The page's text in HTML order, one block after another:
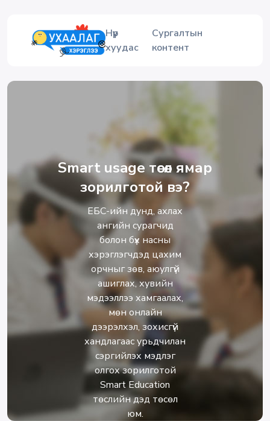
Нүүр
хуудас
Сургалтын
контент
Smart usage төсөл ямар
зорилготой вэ?
ЕБС-ийн дунд, ахлах
ангийн сурагчид
болон бүх насны
хэрэглэгчдэд цахим
орчныг зөв, аюулгүй
ашиглах, хувийн
мэдээллээ хамгаалах,
мөн онлайн
дээрэлхэл, зохисгүй
хандлагаас урьдчилан
сэргийлэх мэдлэг
олгох зорилготой
Smart Education
төслийн дэд төсөл
юм.